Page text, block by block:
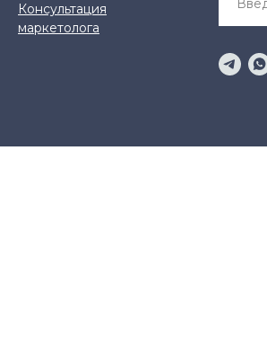
Консультация
маркетолога